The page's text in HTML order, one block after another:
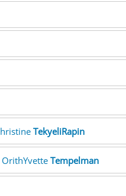
TekyeliRapin
OrithYvette Tempelman